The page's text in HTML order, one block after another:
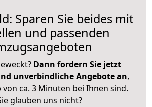
Sparen Sie beides mit
und passenden
Dann fordern Sie jetzt
unverbindliche Angebote an,
ca. 3 Minuten bei Ihnen sind.
glauben uns nicht?